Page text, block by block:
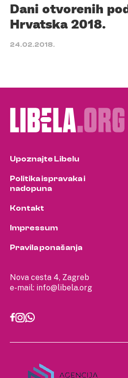
Dani otvorenih
Hrvatska 2018.
24.02.2018.
Nova cesta 4, Zagreb
e-mail: info@libela.org
Upoznajte Libelu
Politika ispravaka i
nadopuna
Kontakt
Impressum
Pravila ponašanja